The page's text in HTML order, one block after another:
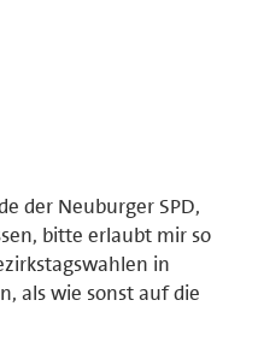
der Neuburger SPD,
bitte erlaubt mir so
in
als wie sonst auf die